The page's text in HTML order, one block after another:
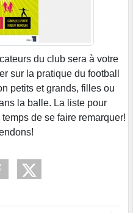
du club sera à votre
sur la pratique du football
petits et grands, filles ou
la balle. La liste pour
de se faire remarquer!